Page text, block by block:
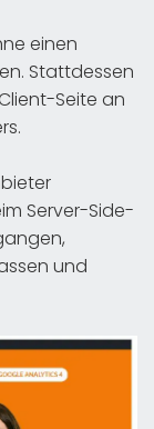
einen
Stattdessen
Seite an
Server-Side-
und